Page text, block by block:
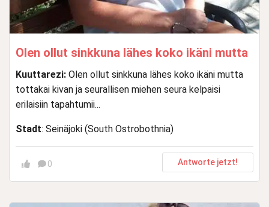
Olen ollut sinkkuna lähes koko ikäni mutta
Kuuttarezi: Olen ollut sinkkuna lähes koko ikäni mutta
tottakai kivan ja seurallisen miehen seura kelpaisi
erilaisiin tapahtumii...
Stadt: Seinäjoki (South Ostrobothnia)
0 Antworte jetzt!